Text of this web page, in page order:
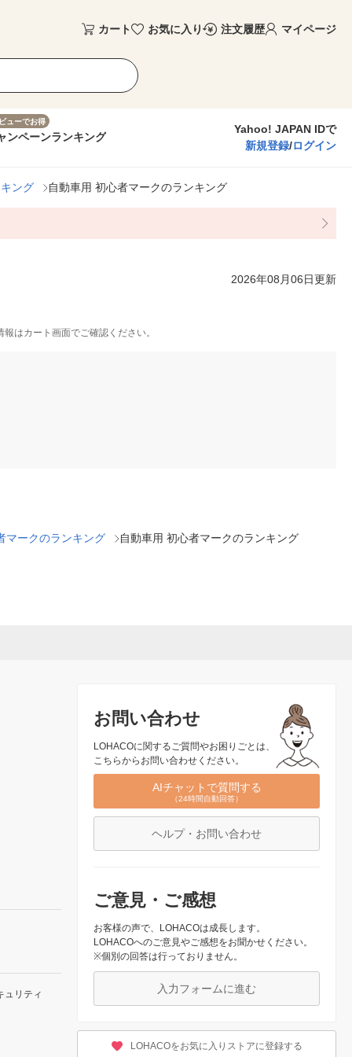
カート お気に入り 注文履歴 マイページ
ューでお得
ンペーンランキング
Yahoo! JAPAN IDで
新規登録/ログイン
ング 自動車用 初心者マークのランキング
2026年08月06日更新
はカート画面でご確認ください。
マークのランキング 自動車用 初心者マークのランキング
お問い合わせ
LOHACOに関するご質問やお困りごとは、
こちらからお問い合わせください。
AIチャットで質問する
（24時間自動回答）
ヘルプ・お問い合わせ
ご意見・ご感想
お客様の声で、LOHACOは成長します。
LOHACOへのご意見やご感想をお聞かせください。
※個別の回答は行っておりません。
入力フォームに進む
LOHACOをお気に入りストアに登録する
ュリティ